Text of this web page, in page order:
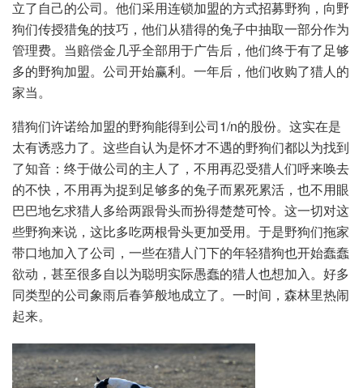
立了自己的公司。他们采用连锁加盟的方式招募野狗，向野
狗们传授猎兔的技巧，他们从猎得的兔子中抽取一部分作为
管理费。当赔偿金几乎全部用于广告后，他们终于有了足够
多的野狗加盟。公司开始赢利。一年后，他们收购了猎人的
家当。
猎狗们许诺给加盟的野狗能得到公司1/n的股份。这实在是
太有诱惑力了。这些自认为是怀才不遇的野狗们都以为找到
了知音：终于做公司的主人了，不用再忍受猎人们呼来唤去
的不快，不用再为捉到足够多的兔子而累死累活，也不用眼
巴巴地乞求猎人多给两跟骨头而扮得楚楚可怜。这一切对这
些野狗来说，这比多吃两根骨头更加受用。于是野狗们拖家
带口地加入了公司，一些在猎人门下的年轻猎狗也开始蠢蠢
欲动，甚至很多自以为聪明实际愚蠢的猎人也想加入。好多
同类型的公司象雨后春笋般地成立了。一时间，森林里热闹
起来。